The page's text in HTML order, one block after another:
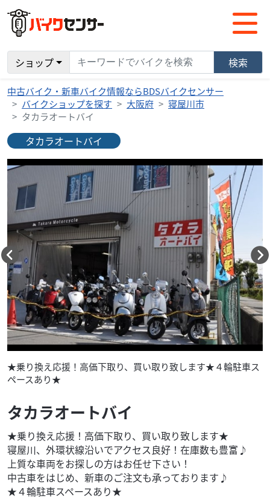
ショップ 検索
中古バイク・新車バイク情報ならBDSバイクセンサー
バイクショップを探す
大阪府
寝屋川市
タカラオートバイ
タカラオートバイ
★乗り換え応援！高価下取り、買い取り致します★４輪駐車ス
ペースあり★
タカラオートバイ
★乗り換え応援！高価下取り、買い取り致します★
寝屋川、外環状線沿いでアクセス良好！在庫数も豊富♪
上質な車両をお探しの方はお任せ下さい！
中古車をはじめ、新車のご注文も承っております♪
★４輪駐車スペースあり★